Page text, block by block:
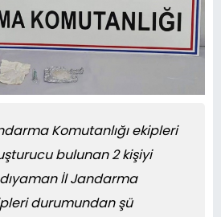
Komutanlığı ekipleri
bulunan 2 kişiyi
İl Jandarma
durumundan şü